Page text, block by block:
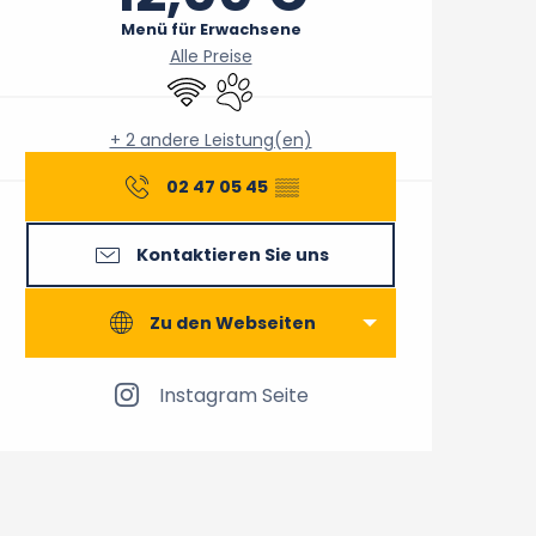
Menü für Erwachsene
Alle Preise
Wi-Fi Tiere erlaubt
+ 2 andere Leistung(en)
02 47 05 45 ▒▒
Kontaktieren Sie uns
Zu den Webseiten
Instagram Seite